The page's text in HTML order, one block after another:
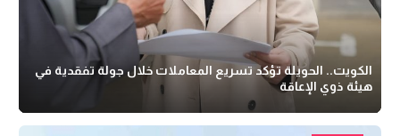
الكويت.. الحويلة تؤكد تسريع المعاملات خلال جولة تفقدية في
هيئة ذوي الإعاقة